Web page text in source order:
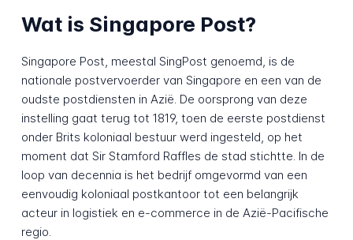
Wat is Singapore Post?
Singapore Post, meestal SingPost genoemd, is de
nationale postvervoerder van Singapore en een van de
oudste postdiensten in Azië. De oorsprong van deze
instelling gaat terug tot 1819, toen de eerste postdienst
onder Brits koloniaal bestuur werd ingesteld, op het
moment dat Sir Stamford Raffles de stad stichtte. In de
loop van decennia is het bedrijf omgevormd van een
eenvoudig koloniaal postkantoor tot een belangrijk
acteur in logistiek en e-commerce in de Azië-Pacifische
regio.